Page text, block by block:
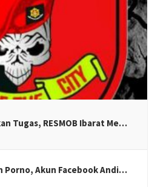
Tugas, RESMOB Ibarat Me…
Porno, Akun Facebook Andi…